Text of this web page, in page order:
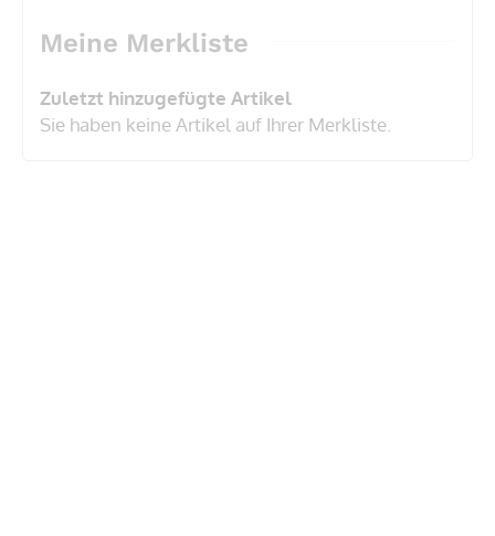
Meine Merkliste
Zuletzt hinzugefügte Artikel
Sie haben keine Artikel auf Ihrer Merkliste.